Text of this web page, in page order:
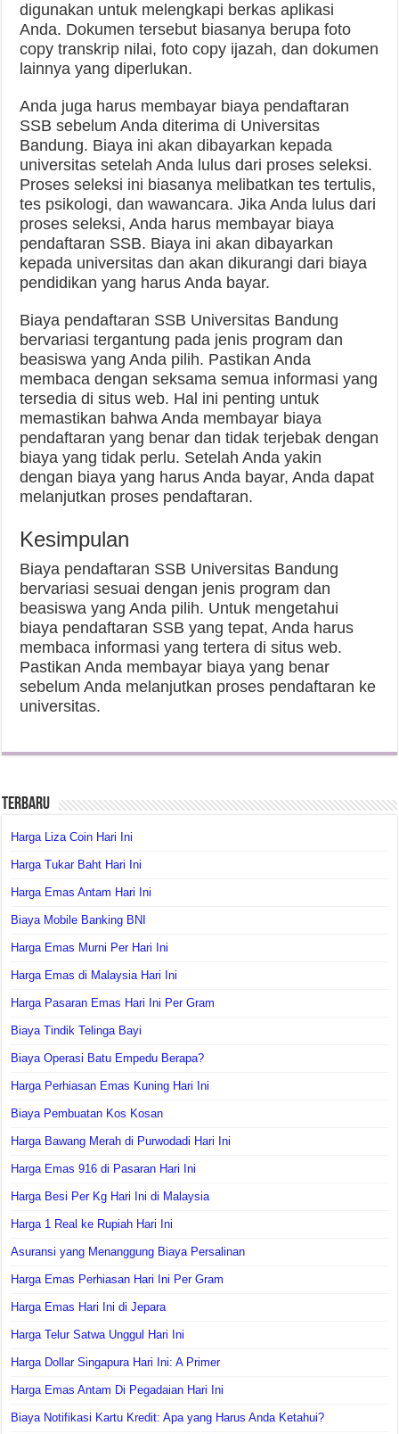
digunakan untuk melengkapi berkas aplikasi
Anda. Dokumen tersebut biasanya berupa foto
copy transkrip nilai, foto copy ijazah, dan dokumen
lainnya yang diperlukan.
Anda juga harus membayar biaya pendaftaran
SSB sebelum Anda diterima di Universitas
Bandung. Biaya ini akan dibayarkan kepada
universitas setelah Anda lulus dari proses seleksi.
Proses seleksi ini biasanya melibatkan tes tertulis,
tes psikologi, dan wawancara. Jika Anda lulus dari
proses seleksi, Anda harus membayar biaya
pendaftaran SSB. Biaya ini akan dibayarkan
kepada universitas dan akan dikurangi dari biaya
pendidikan yang harus Anda bayar.
Biaya pendaftaran SSB Universitas Bandung
bervariasi tergantung pada jenis program dan
beasiswa yang Anda pilih. Pastikan Anda
membaca dengan seksama semua informasi yang
tersedia di situs web. Hal ini penting untuk
memastikan bahwa Anda membayar biaya
pendaftaran yang benar dan tidak terjebak dengan
biaya yang tidak perlu. Setelah Anda yakin
dengan biaya yang harus Anda bayar, Anda dapat
melanjutkan proses pendaftaran.
Kesimpulan
Biaya pendaftaran SSB Universitas Bandung
bervariasi sesuai dengan jenis program dan
beasiswa yang Anda pilih. Untuk mengetahui
biaya pendaftaran SSB yang tepat, Anda harus
membaca informasi yang tertera di situs web.
Pastikan Anda membayar biaya yang benar
sebelum Anda melanjutkan proses pendaftaran ke
universitas.
Terbaru
Harga Liza Coin Hari Ini
Harga Tukar Baht Hari Ini
Harga Emas Antam Hari Ini
Biaya Mobile Banking BNI
Harga Emas Murni Per Hari Ini
Harga Emas di Malaysia Hari Ini
Harga Pasaran Emas Hari Ini Per Gram
Biaya Tindik Telinga Bayi
Biaya Operasi Batu Empedu Berapa?
Harga Perhiasan Emas Kuning Hari Ini
Biaya Pembuatan Kos Kosan
Harga Bawang Merah di Purwodadi Hari Ini
Harga Emas 916 di Pasaran Hari Ini
Harga Besi Per Kg Hari Ini di Malaysia
Harga 1 Real ke Rupiah Hari Ini
Asuransi yang Menanggung Biaya Persalinan
Harga Emas Perhiasan Hari Ini Per Gram
Harga Emas Hari Ini di Jepara
Harga Telur Satwa Unggul Hari Ini
Harga Dollar Singapura Hari Ini: A Primer
Harga Emas Antam Di Pegadaian Hari Ini
Biaya Notifikasi Kartu Kredit: Apa yang Harus Anda Ketahui?